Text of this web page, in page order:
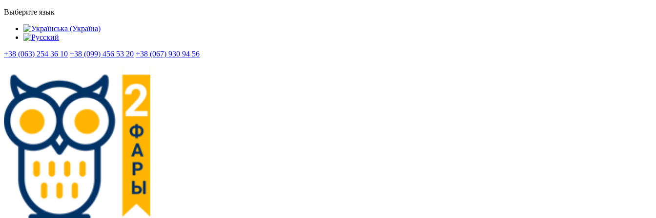
Выберите язык
+38 (063) 254 36 10 +38 (099) 456 53 20 +38 (067) 930 94 56